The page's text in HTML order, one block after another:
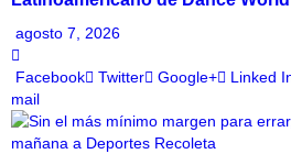
agosto 7, 2026
Facebook Twitter Google+ Linked
mail